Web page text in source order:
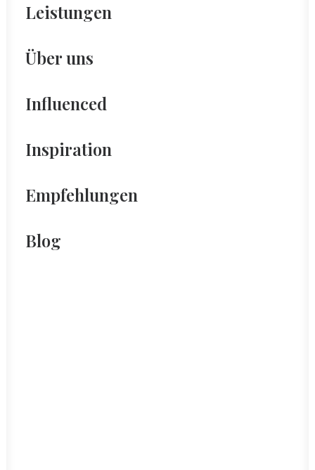
Leistungen
Über uns
Influenced
Inspiration
Empfehlungen
Blog